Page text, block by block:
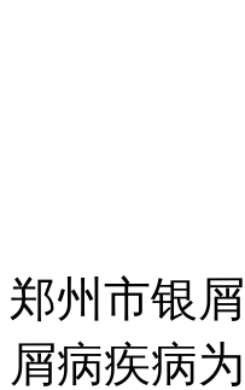
郑州市银
屑病疾病